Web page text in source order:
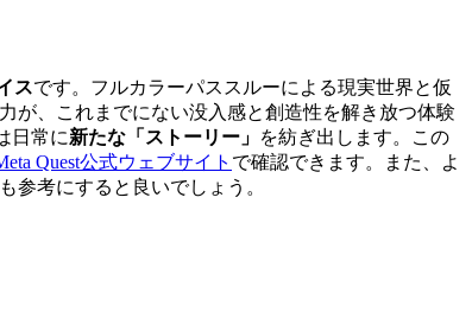
スです。フルカラーパススルーによる現実世界と仮
が、これまでにない没入感と創造性を解き放つ体験
日常に新たな「ストーリー」 を紡ぎ出します。この
Quest公式ウェブサイト で確認できます。また、よ
も参考にすると良いでしょう。